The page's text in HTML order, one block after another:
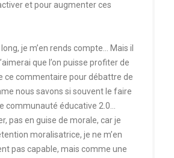
et pour augmenter ces
je m’en rends compte… Mais il
que l’on puisse profiter de
ce commentaire pour débattre de
nous savons si souvent le faire
communauté éducative 2.0…
pas en guise de morale, car je
moralisatrice, je ne m’en
pas capable, mais comme une